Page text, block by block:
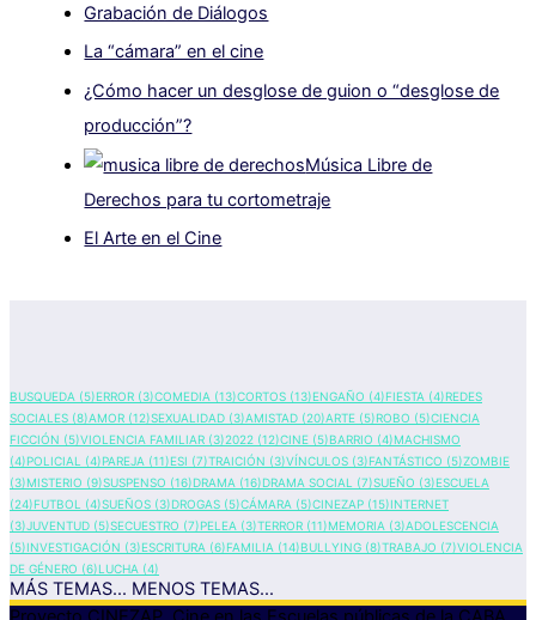
Grabación de Diálogos
La “cámara” en el cine
¿Cómo hacer un desglose de guion o “desglose de
producción”?
Música Libre de
Derechos para tu cortometraje
El Arte en el Cine
BUSQUEDA (5)ERROR (3)COMEDIA (13)CORTOS (13)ENGAÑO (4)FIESTA (4)REDES
SOCIALES (8)AMOR (12)SEXUALIDAD (3)AMISTAD (20)ARTE (5)ROBO (5)CIENCIA
FICCIÓN (5)VIOLENCIA FAMILIAR (3)2022 (12)CINE (5)BARRIO (4)MACHISMO
(4)POLICIAL (4)PAREJA (11)ESI (7)TRAICIÓN (3)VÍNCULOS (3)FANTÁSTICO (5)ZOMBIE
(3)MISTERIO (9)SUSPENSO (16)DRAMA (16)DRAMA SOCIAL (7)SUEÑO (3)ESCUELA
(24)FUTBOL (4)SUEÑOS (3)DROGAS (5)CÁMARA (5)CINEZAP (15)INTERNET
(3)JUVENTUD (5)SECUESTRO (7)PELEA (3)TERROR (11)MEMORIA (3)ADOLESCENCIA
(5)INVESTIGACIÓN (3)ESCRITURA (6)FAMILIA (14)BULLYING (8)TRABAJO (7)VIOLENCIA
DE GÉNERO (6)LUCHA (4)
MÁS TEMAS... MENOS TEMAS...